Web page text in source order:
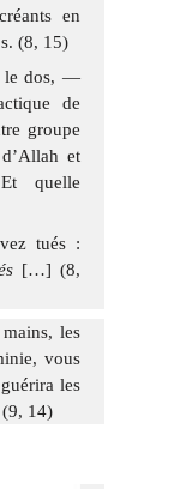
en
(8, 15)
le dos, —
de
groupe
et
quelle
tués :
[…] (8,
les
vous
les
(9, 14)